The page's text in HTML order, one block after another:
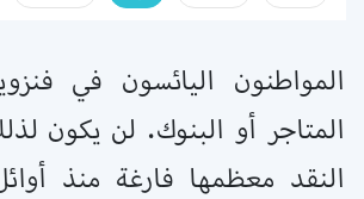
المواطنون اليائسون في
المتاجر أو البنوك. لن يكون
النقد معظمها فارغة منذ